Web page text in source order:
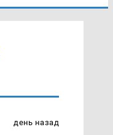
день назад